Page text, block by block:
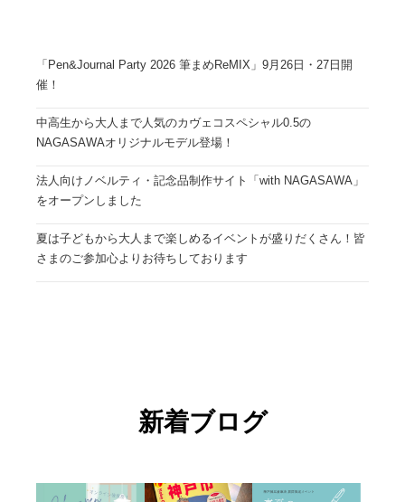
「Pen&Journal Party 2026 筆まめReMIX」9月26日・27日開
催！
中高生から大人まで人気のカヴェコスペシャル0.5の
NAGASAWAオリジナルモデル登場！
法人向けノベルティ・記念品制作サイト「with NAGASAWA」
をオープンしました
夏は子どもから大人まで楽しめるイベントが盛りだくさん！皆
さまのご参加心よりお待ちしております
新着ブログ